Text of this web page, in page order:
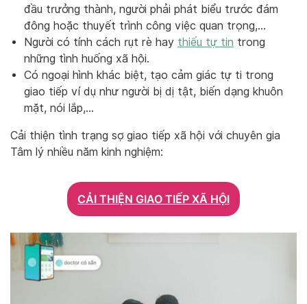
đầu trưởng thành, người phải phát biểu trước đám
đông hoặc thuyết trình công việc quan trọng,…
Người có tính cách rụt rè hay thiếu tự tin trong
những tình huống xã hội.
Có ngoại hình khác biệt, tạo cảm giác tự ti trong
giao tiếp ví dụ như người bị dị tật, biến dạng khuôn
mặt, nói lắp,…
Cải thiện tình trạng sợ giao tiếp xã hội với chuyên gia
Tâm lý nhiều năm kinh nghiệm:
CẢI THIỆN GIAO TIẾP XÃ HỘI